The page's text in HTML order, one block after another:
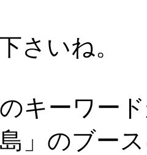
さいね。
キーワー
」のブー